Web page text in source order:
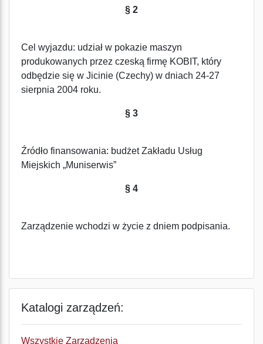
§ 2
Cel wyjazdu: udział w pokazie maszyn
produkowanych przez czeską firmę KOBIT, który
odbędzie się w Jicinie (Czechy) w dniach 24-27
sierpnia 2004 roku.
§ 3
Źródło finansowania: budżet Zakładu Usług
Miejskich „Muniserwis”
§ 4
Zarządzenie wchodzi w życie z dniem podpisania.
Katalogi zarządzeń:
Wszystkie Zarządzenia